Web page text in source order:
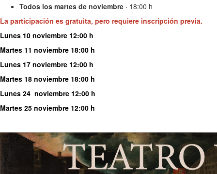
Todos los martes de noviembre · 18:00 h
La participación es gratuita, pero requiere inscripción previa.
Lunes 10 noviembre 12:00 h
Martes 11 noviembre 18:00 h
Lunes 17 noviembre 12:00 h
Martes 18 noviembre 18:00 h
Lunes 24 noviembre 12:00 h
Martes 25 noviembre 12:00 h